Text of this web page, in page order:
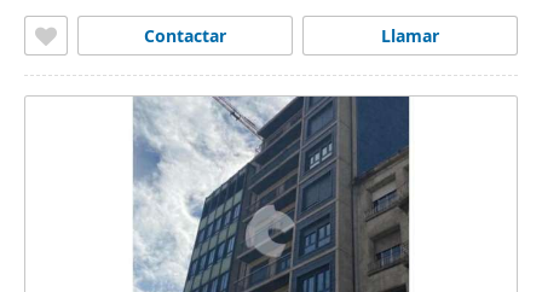
Llamar
Contactar